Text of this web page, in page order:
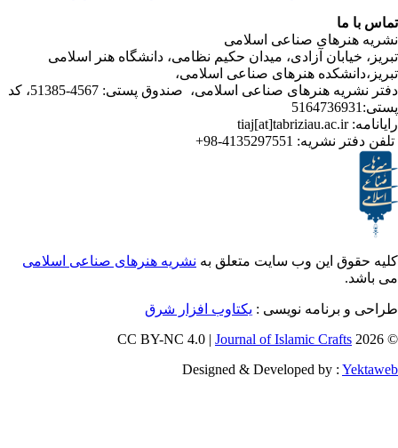
صناعی اسلامی
آزادی، میدان حکیم نظامی، دانشگاه هنر اسلامی
هنرهای صناعی اسلامی،
دفتر نشریه هنرهای صناعی اسلامی، صندوق پستی: 4567-51385، کد
نشریه:4135297551-98+
این وب سایت متعلق بهنشریه هنرهای صناعی اسلامی
نویسی : یکتاوب افزار شرق
Journal of Islamic
Designed & Developed by :